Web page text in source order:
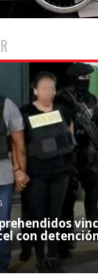
con